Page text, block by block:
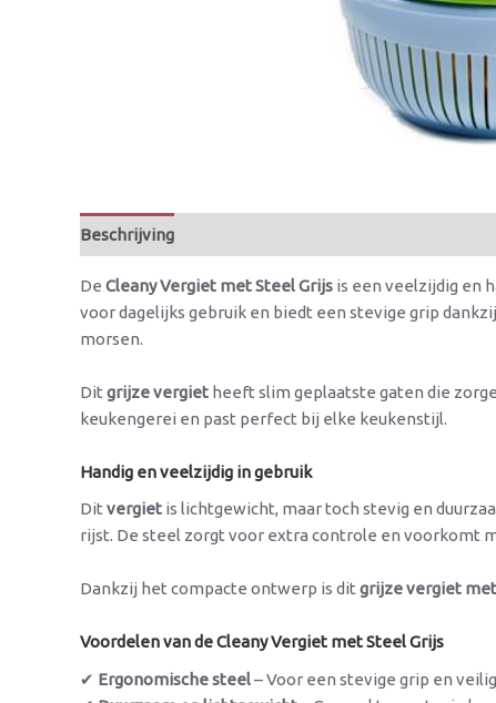
Beschrijving
De Cleany Vergiet met Steel Grijs is een veelzijdig en
voor dagelijks gebruik en biedt een stevige grip
morsen.
Dit grijze vergiet heeft slim geplaatste gaten die
keukengerei en past perfect bij elke keukenstijl.
Handig en veelzijdig in gebruik
Dit vergiet is lichtgewicht, maar toch stevig en
rijst. De steel zorgt voor extra controle en voorkomt
Dankzij het compacte ontwerp is dit grijze vergiet
Voordelen van de Cleany Vergiet met Steel Grijs
✔ Ergonomische steel– Voor een stevige grip en